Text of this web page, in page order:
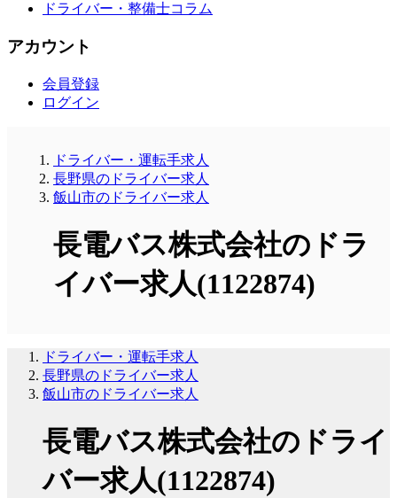
ドライバー・整備士コラム
アカウント
会員登録
ログイン
ドライバー・運転手求人
長野県のドライバー求人
飯山市のドライバー求人
長電バス株式会社のドラ
イバー求人(1122874)
ドライバー・運転手求人
長野県のドライバー求人
飯山市のドライバー求人
長電バス株式会社のドライ
バー求人(1122874)